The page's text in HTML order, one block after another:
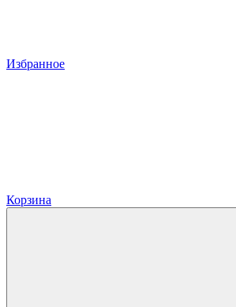
Избранное
Корзина